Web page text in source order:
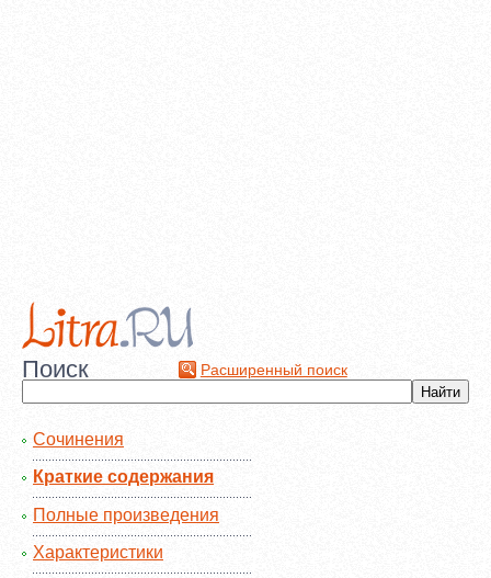
Поиск Расширенный поиск
Сочинения
Краткие содержания
Полные произведения
Характеристики